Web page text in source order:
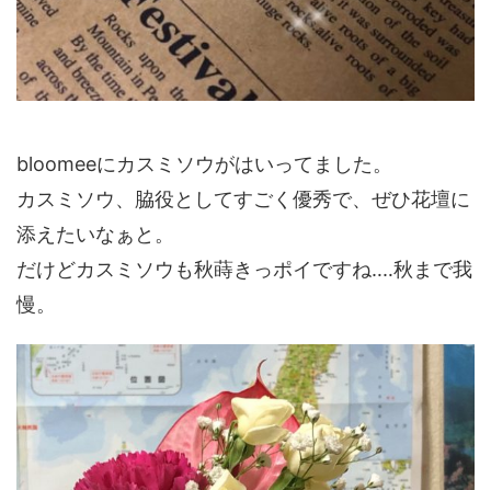
bloomeeにカスミソウがはいってました。
カスミソウ、脇役としてすごく優秀で、ぜひ花壇に
添えたいなぁと。
だけどカスミソウも秋蒔きっポイですね‥‥秋まで我
慢。